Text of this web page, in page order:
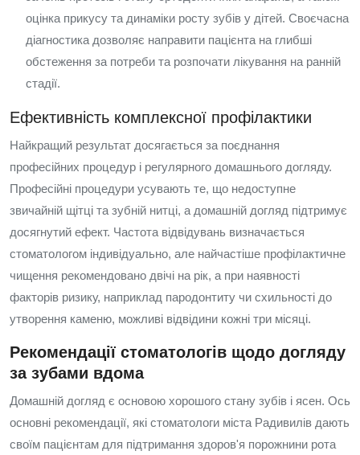
оцінка прикусу та динаміки росту зубів у дітей. Своєчасна
діагностика дозволяє направити пацієнта на глибші
обстеження за потреби та розпочати лікування на ранній
стадії.
Ефективність комплексної профілактики
Найкращий результат досягається за поєднання
професійних процедур і регулярного домашнього догляду.
Професійні процедури усувають те, що недоступне
звичайній щітці та зубній нитці, а домашній догляд підтримує
досягнутий ефект. Частота відвідувань визначається
стоматологом індивідуально, але найчастіше профілактичне
чищення рекомендовано двічі на рік, а при наявності
факторів ризику, наприклад пародонтиту чи схильності до
утворення каменю, можливі відвідини кожні три місяці.
Рекомендації стоматологів щодо догляду
за зубами вдома
Домашній догляд є основою хорошого стану зубів і ясен. Ось
основні рекомендації, які стоматологи міста Радивилів дають
своїм пацієнтам для підтримання здоров'я порожнини рота